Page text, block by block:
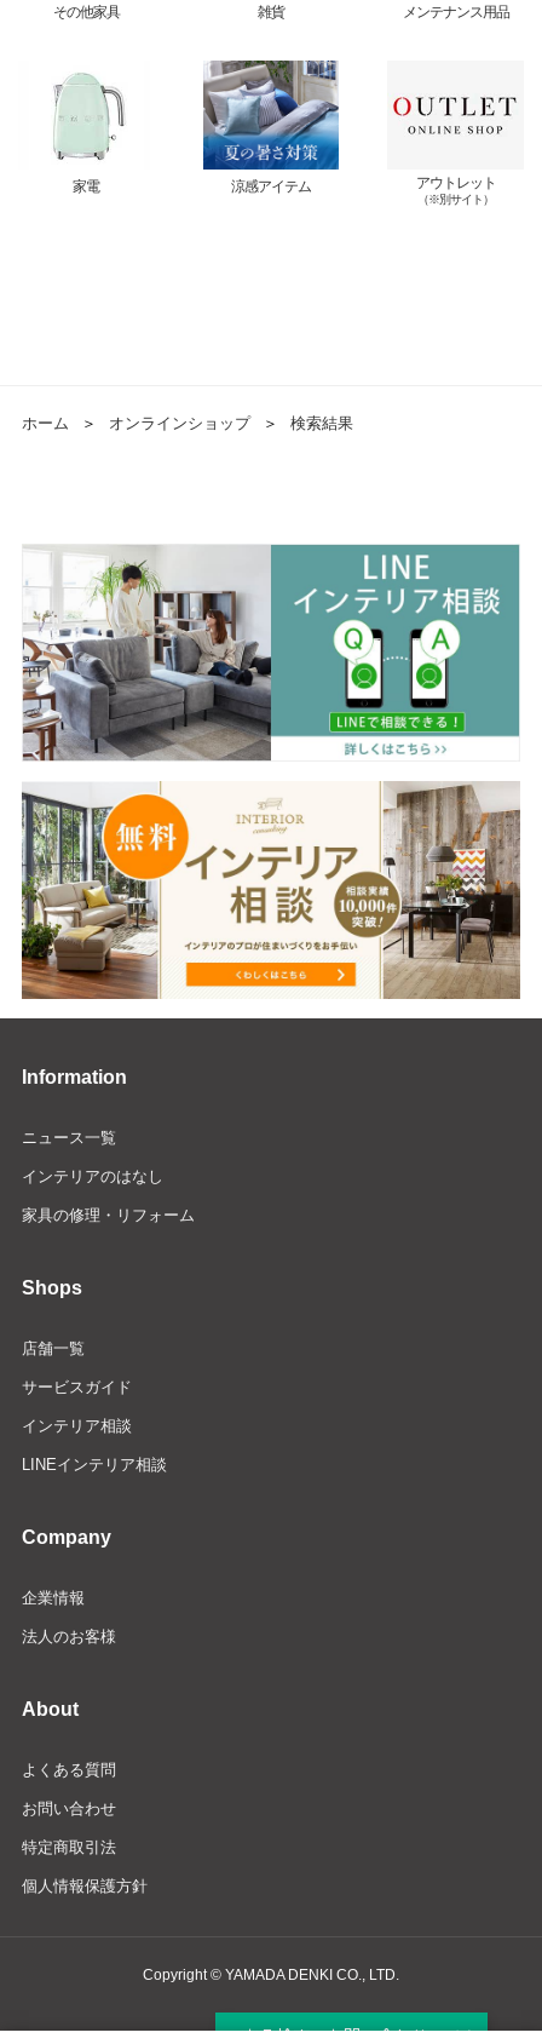
その他家具 雑貨 メンテナンス用品
家電 涼感アイテム アウトレット
（※別サイト）
ホーム ＞ オンラインショップ ＞ 検索結果
Information
ニュース一覧
インテリアのはなし
家具の修理・リフォーム
Shops
店舗一覧
サービスガイド
インテリア相談
LINEインテリア相談
Company
企業情報
法人のお客様
About
よくある質問
お問い合わせ
特定商取引法
個人情報保護方針
Copyright © YAMADA DENKI CO., LTD.
商品検索・お問い合わせ